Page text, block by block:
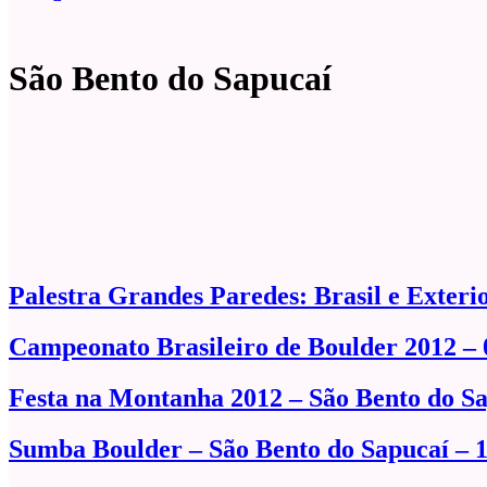
São Bento do Sapucaí
Palestra Grandes Paredes: Brasil e
Campeonato Brasileiro de Boulder 2012 –
Festa na Montanha 2012 – São Bento do
Sumba Boulder – São Bento do Sapucaí –